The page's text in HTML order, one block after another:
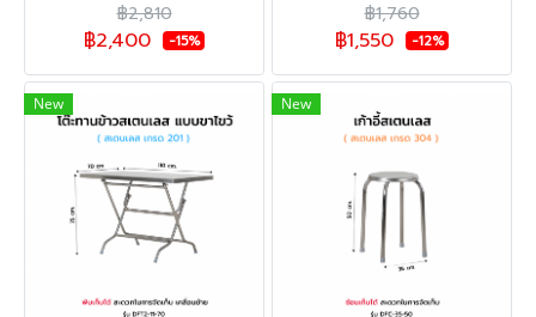
฿2,810
฿2,400 -15%
฿1,760
฿1,550 -12%
New New